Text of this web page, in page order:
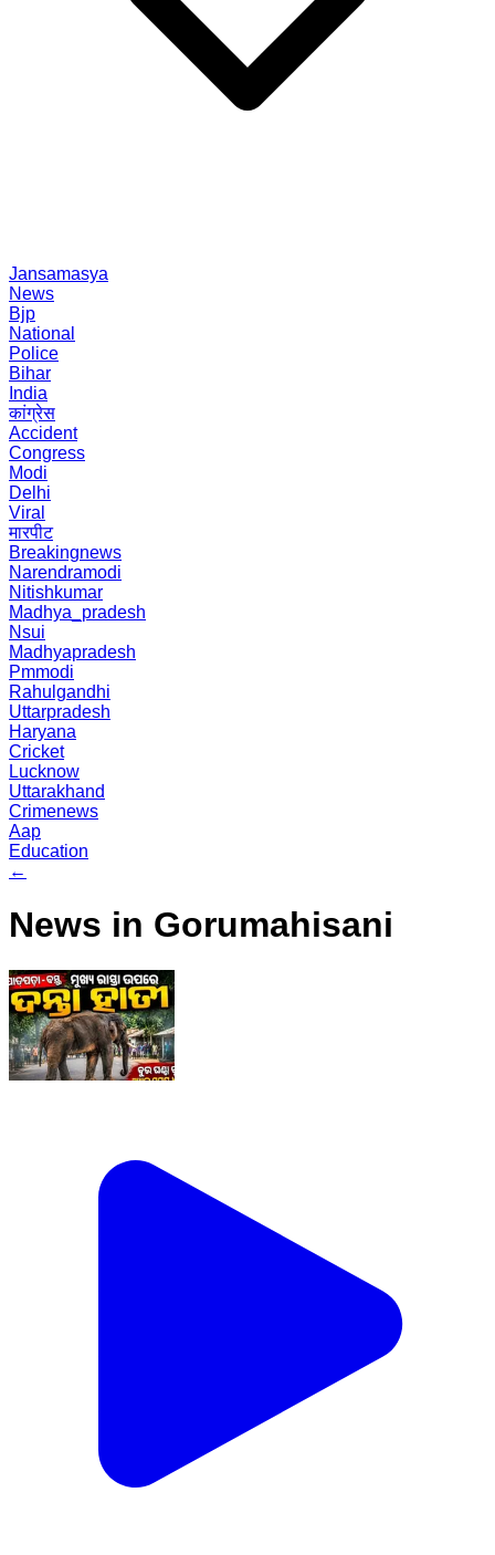
Jansamasya
News
Bjp
National
Police
Bihar
India
कांग्रेस
Accident
Congress
Modi
Delhi
Viral
मारपीट
Breakingnews
Narendramodi
Nitishkumar
Madhya_pradesh
Nsui
Madhyapradesh
Pmmodi
Rahulgandhi
Uttarpradesh
Haryana
Cricket
Lucknow
Uttarakhand
Crimenews
Aap
Education
←
News in Gorumahisani